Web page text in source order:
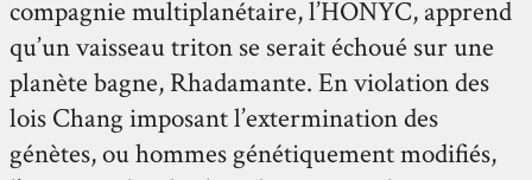
compagnie multiplanétaire, l’HONYC, apprend
qu’un vaisseau triton se serait échoué sur une
planète bagne, Rhadamante. En violation des
lois Chang imposant l’extermination des
génètes, ou hommes génétiquement modifiés,